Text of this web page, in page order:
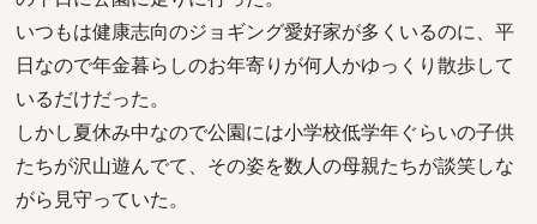
いつもは健康志向のジョギング愛好家が多くいるのに、平
日なので年金暮らしのお年寄りが何人かゆっくり散歩して
いるだけだった。
しかし夏休み中なので公園には小学校低学年ぐらいの子供
たちが沢山遊んでて、その姿を数人の母親たちが談笑しな
がら見守っていた。